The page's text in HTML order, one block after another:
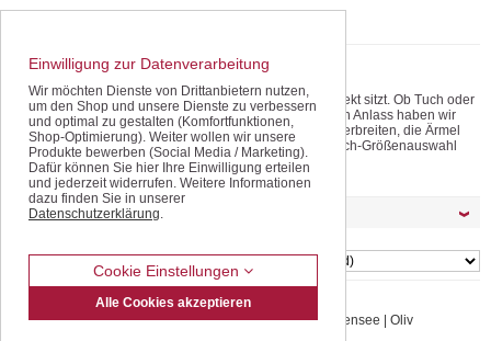
Trachten-Janker für Männer
Immer gut angezogen. Endlich in einem Sakko, das perfekt sitzt. Ob Tuch oder
Microvelour, leger oder sportlich - für jeden Stil und jeden Anlass haben wir
das ideale Modell in Ihrer Größe. Da stimmen die Schulterbreiten, die Ärmel
haben die perfekte Länge. Durch die einzigartige Kimmich-Größenauswahl
passen die Sakkos einfach fast wie maßgeschneidert.
mehr lesen
Möchten Sie Ihre Auswahl filtern ?
Gebrüder Weis | Trachtenweste Bodensee | Oliv
Einwilligung zur Datenverarbeitung
Wir möchten Dienste von Drittanbietern nutzen,
um den Shop und unsere Dienste zu verbessern
und optimal zu gestalten (Komfortfunktionen,
Shop-Optimierung). Weiter wollen wir unsere
Produkte bewerben (Social Media / Marketing).
Dafür können Sie hier Ihre Einwilligung erteilen
und jederzeit widerrufen. Weitere Informationen
dazu finden Sie in unserer
Datenschutzerklärung.
Cookie Einstellungen
Alle Cookies akzeptieren